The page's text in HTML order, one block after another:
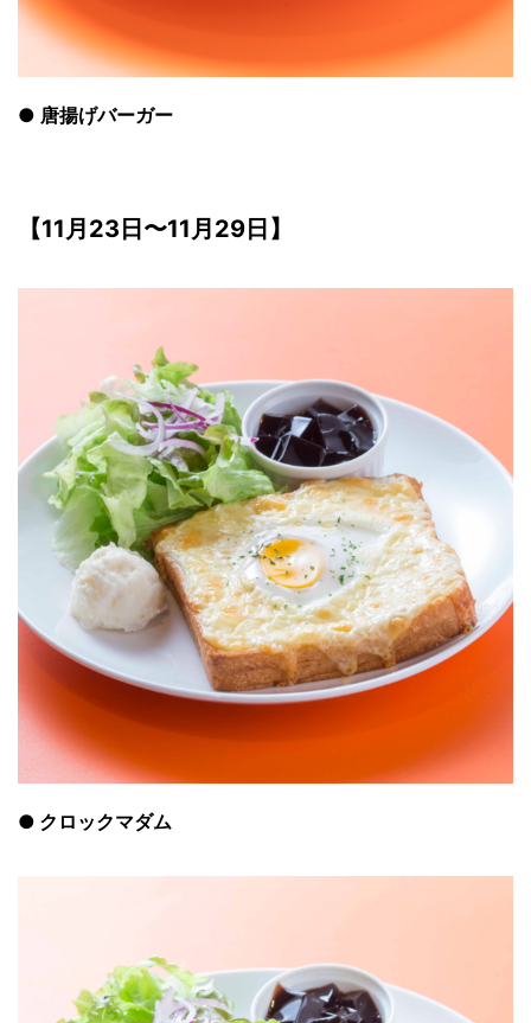
● 唐揚げバーガー
【11月23日〜11月29日】
● クロックマダム